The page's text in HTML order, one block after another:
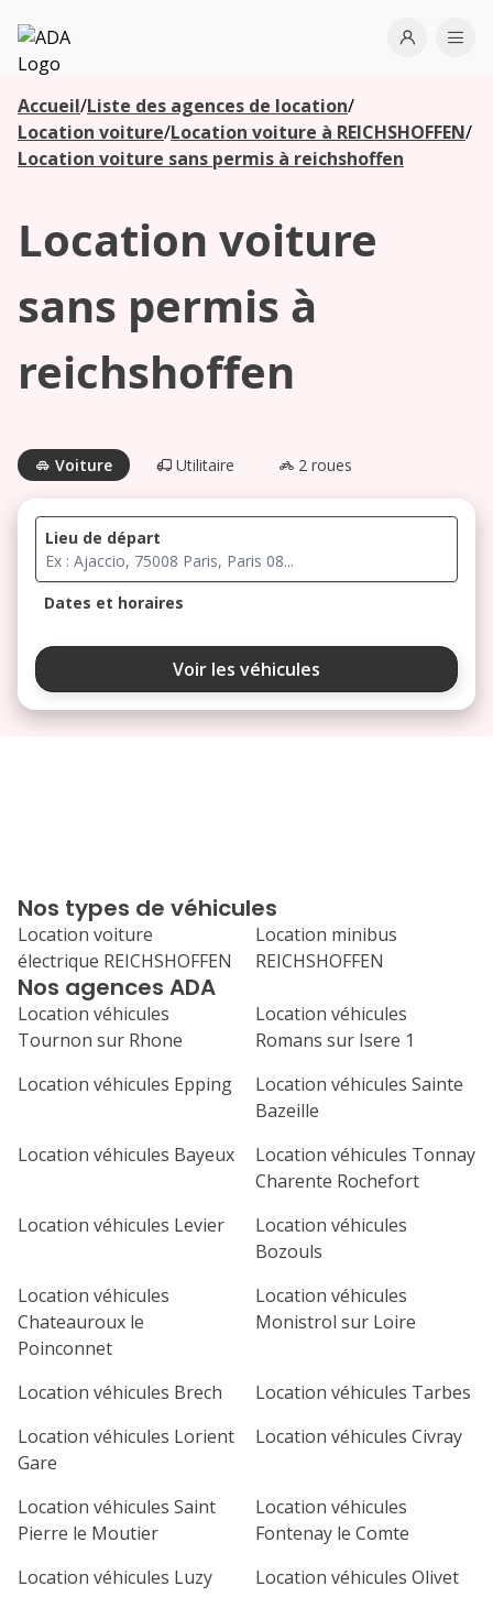
ADA
Open
Accueil/Liste des agences de location/
Location voiture/Location voiture à REICHSHOFFEN/
Location voiture sans permis à reichshoffen
Location voiture
sans permis à
reichshoffen
Voiture Utilitaire 2 roues
Lieu de départ
Dates et horaires
août 2026
ma me
24 25 26
31
septembre 2026
lu ma me je
1
3 4
9
16 17
21 22 23 24
Voir les véhicules
Nos agences ADA
Location véhicules
Tournon sur Rhone
Location véhicules
Romans sur Isere 1
Location véhicules Epping
Location véhicules Sainte
Bazeille
Location véhicules Bayeux
Location véhicules Tonnay
Charente Rochefort
Location véhicules Levier
Location véhicules
Bozouls
Location véhicules
Chateauroux le
Poinconnet
Location véhicules
Monistrol sur Loire
Location véhicules Brech
Location véhicules Tarbes
Location véhicules Lorient
Gare
Location véhicules Civray
Location véhicules Saint
Pierre le Moutier
Location véhicules
Fontenay le Comte
Location véhicules Luzy
Location véhicules Olivet
Nos types de véhicules
Location voiture
électrique REICHSHOFFEN
Location minibus
REICHSHOFFEN
Les
agences à
proximité
Commencez
recherche
agences à
proximité